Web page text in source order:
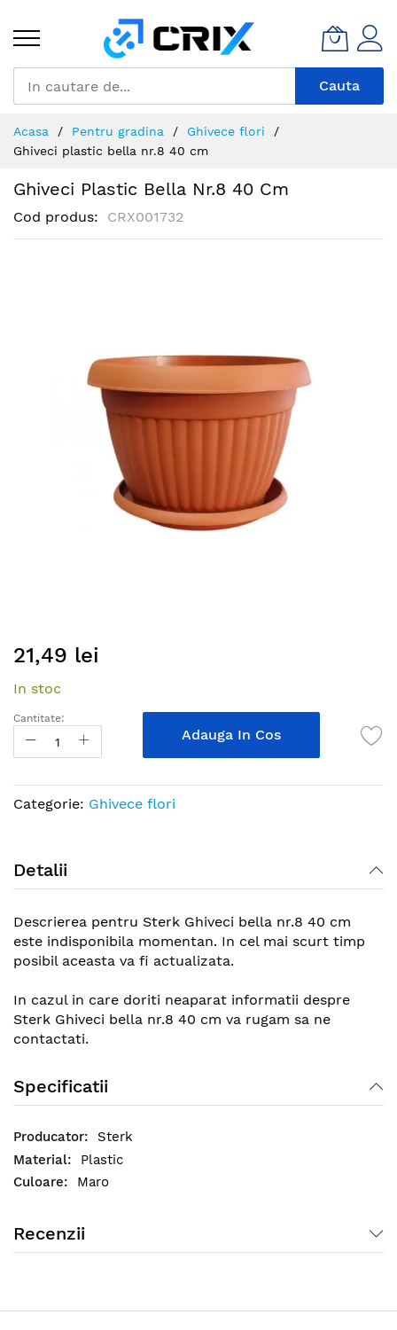
Continut
Cauta
Acasa Pentru gradina
Ghivece flori
Ghiveci plastic bella nr.8 40 cm
Ghiveci Plastic Bella Nr.8 40 Cm
Cod produs CRX001732
to
beginning
of
images
21,49 lei
In stoc
Cantitate:
Adauga In Cos
Categorie: Ghivece flori
Detalii
Descrierea pentru Sterk Ghiveci bella nr.8 40 cm
este indisponibila momentan. In cel mai scurt timp
posibil aceasta va fi actualizata.
In cazul in care doriti neaparat informatii despre
Sterk Ghiveci bella nr.8 40 cm va rugam sa ne
contactati.
Specificatii
Sterk
Plastic
Maro
Recenzii